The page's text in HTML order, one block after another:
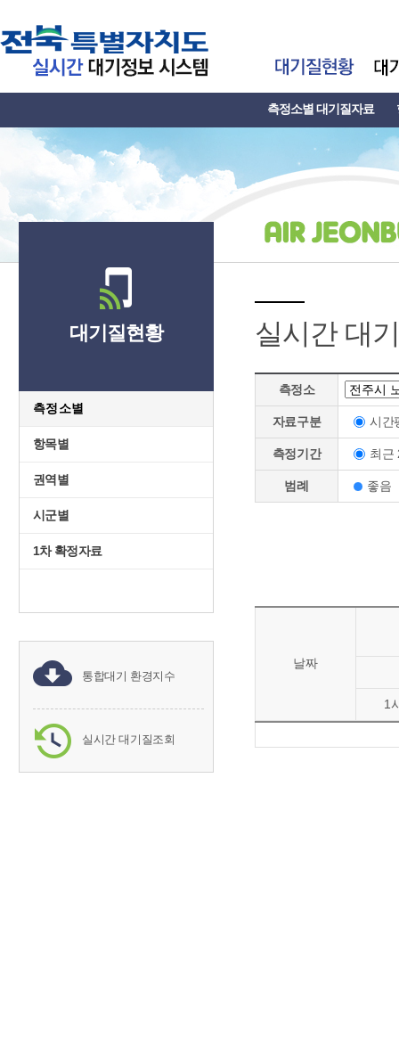
측정소별 대기질자료
대기질현황
측정소별
항목별
권역별
시군별
1차 확정자료
통합대기 환경지수
실시간 대기질조회
실시간 대
측정소
자료구분 시간
측정기간 최근
범례 좋음
날짜
1